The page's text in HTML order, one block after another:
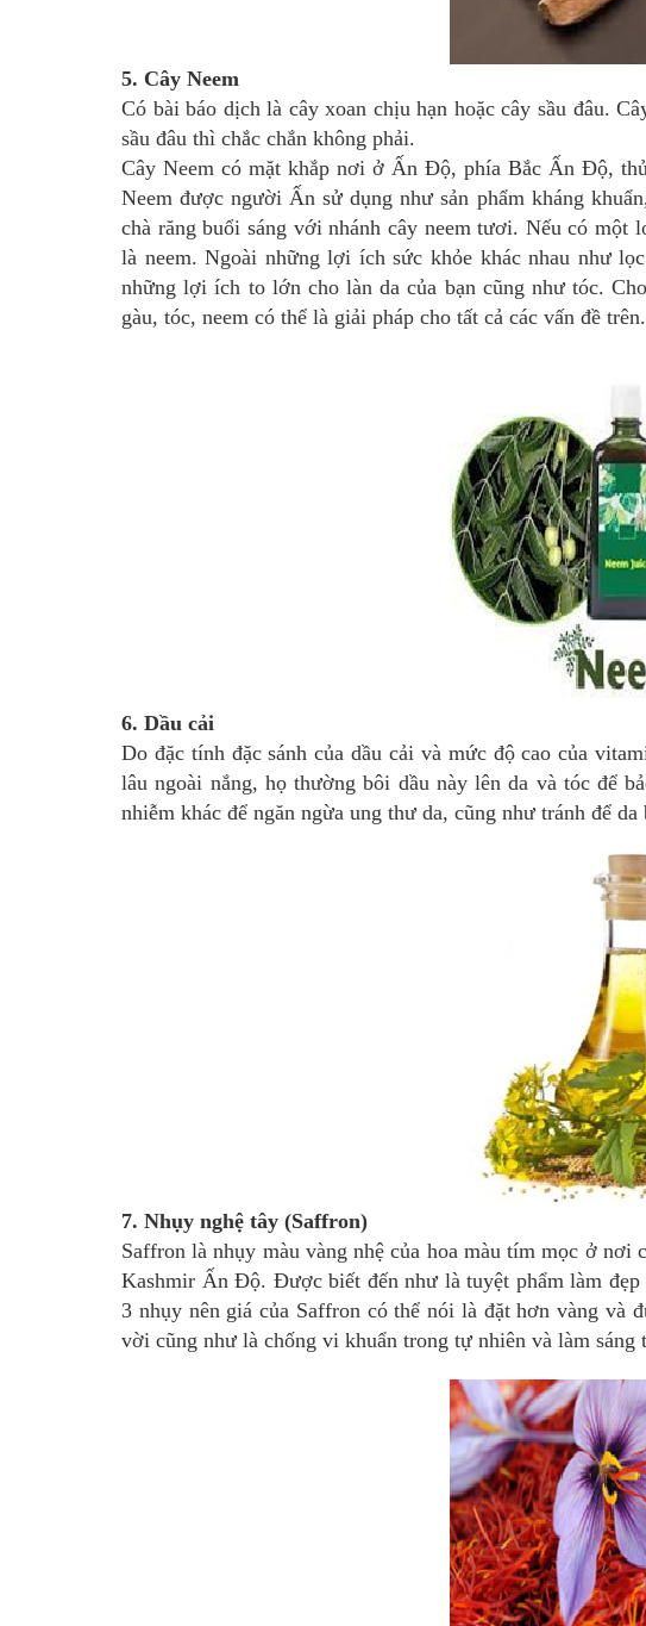
5. Cây Neem
Có bài báo dịch là cây xoan chịu hạn hoặc cây sầu đâu.
sầu đâu thì chắc chắn không phải.
Cây Neem có mặt khắp nơi ở Ấn Độ, phía Bắc Ấn Độ,
Neem được người Ấn sử dụng như sản phẩm kháng
chà răng buổi sáng với nhánh cây neem tươi. Nếu có
là neem. Ngoài những lợi ích sức khỏe khác nhau như
những lợi ích to lớn cho làn da của bạn cũng như tóc.
gàu, tóc, neem có thể là giải pháp cho tất cả các vấn đề trên.
6. Dầu cải
Do đặc tính đặc sánh của dầu cải và mức độ cao của
lâu ngoài nắng, họ thường bôi dầu này lên da và tóc để
nhiễm khác để ngăn ngừa ung thư da, cũng như tránh để
7. Nhụy nghệ tây (Saffron)
Saffron là nhụy màu vàng nhệ của hoa màu tím mọc ở
Kashmir Ấn Độ. Được biết đến như là tuyệt phẩm làm
3 nhụy nên giá của Saffron có thể nói là đặt hơn vàng và
vời cũng như là chống vi khuẩn trong tự nhiên và làm